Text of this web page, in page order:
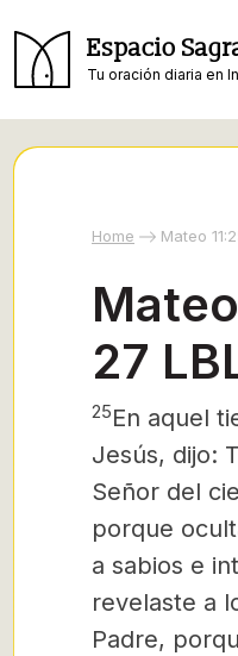
Espacio
Tu oración diaria en
Home Mateo
27
25En aquel
Jesús, dijo:
Señor del
porque
a sabios e
revelaste a
Padre,